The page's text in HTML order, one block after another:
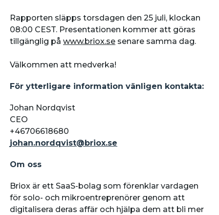
Rapporten släpps torsdagen den 25 juli, klockan
08:00 CEST. Presentationen kommer att göras
tillgänglig på www.briox.se senare samma dag.
Välkommen att medverka!
För ytterligare information vänligen kontakta:
Johan Nordqvist
CEO
+46706618680
johan.nordqvist@briox.se
Om oss
Briox är ett SaaS-bolag som förenklar vardagen
för solo- och mikroentreprenörer genom att
digitalisera deras affär och hjälpa dem att bli mer